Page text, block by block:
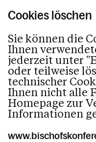
Cookies löschen
Sie können die
Ihnen
jederzeit unter
oder teilweise
technischer
Ihnen nicht alle
Homepage zur
Informationen